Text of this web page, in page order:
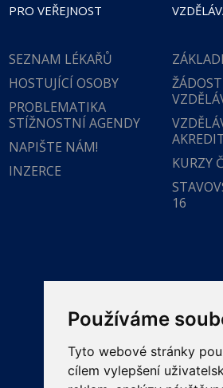
Používáme
Tyto webové stránky
cílem vylepšení
PRO VEŘEJNOST
SEZNAM LÉKAŘŮ
HOSTUJÍCÍ OSOBY
PROBLEMATIKA
STÍŽNOSTNÍ AGENDY
NAPIŠTE NÁM!
INZERCE
KURZY
16